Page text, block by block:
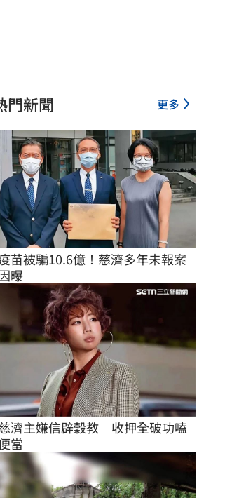
門新聞 更多
苗被騙10.6億！慈濟多年未報案
曝
濟主嫌信辟穀教　收押全破功嗑
當